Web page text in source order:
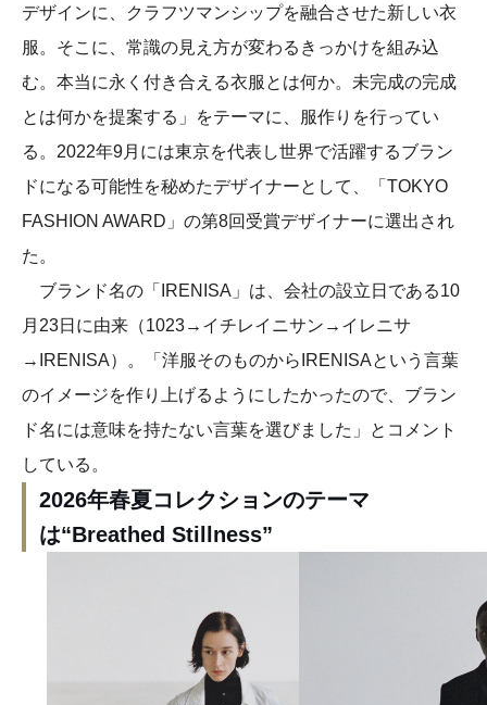
デザインに、クラフツマンシップを融合させた新しい衣
服。そこに、常識の見え方が変わるきっかけを組み込
む。本当に永く付き合える衣服とは何か。未完成の完成
とは何かを提案する」をテーマに、服作りを行ってい
る。2022年9月には東京を代表し世界で活躍するブラン
ドになる可能性を秘めたデザイナーとして、「TOKYO
FASHION AWARD」の第8回受賞デザイナーに選出され
た。
ブランド名の「IRENISA」は、会社の設立日である10
月23日に由来（1023→イチレイニサン→イレニサ
→IRENISA）。「洋服そのものからIRENISAという言葉
のイメージを作り上げるようにしたかったので、ブラン
ド名には意味を持たない言葉を選びました」とコメント
している。
2026年春夏コレクションのテーマ
は“Breathed Stillness”